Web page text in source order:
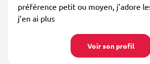
préférence petit ou moyen, j’adore
j’en ai plus
Voir son profil